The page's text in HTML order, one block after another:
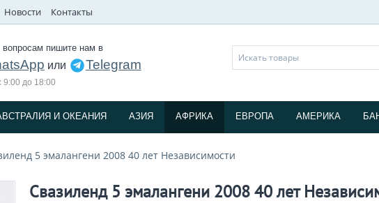
Новости Контакты
вопросам пишите нам в
или Telegram
9:00 до 18:00
И ОКЕАНИЯ АЗИЯ АФРИКА ЕВРОПА АМЕРИКА
5 эмалангени 2008 40 лет Независимости
Свазиленд 5 эмалангени 2008 40 лет